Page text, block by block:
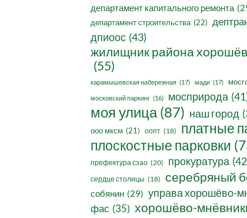
департамент капитального ремонта
департамент строительства (22)
дпиоос (43)
жилищник района
(55)
карамышевская набережная (17) мади (17)
московский паркинг (16) мосприрода
моя улица (87) наш город
ооо мксм (21) оопт (18) платные
плоскостные парковки
префектура сзао (20) прокуратура
сердце столицы (18) серебряный
собянин (29) управа хорошёво-
фас (35) хорошёво-